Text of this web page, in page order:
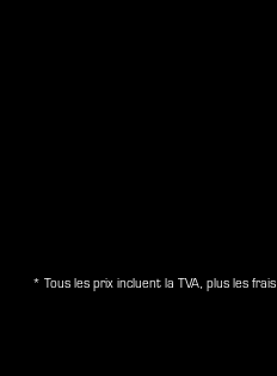
* Tous les prix incluent la TVA, plus les frais